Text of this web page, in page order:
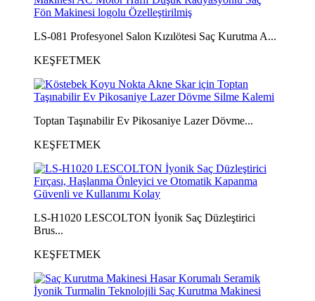
LS-081 Profesyonel Salon Kızılötesi Saç Kurutma A...
KEŞFETMEK
Toptan Taşınabilir Ev Pikosaniye Lazer Dövme...
KEŞFETMEK
LS-H1020 LESCOLTON İyonik Saç Düzleştirici
Brus...
KEŞFETMEK